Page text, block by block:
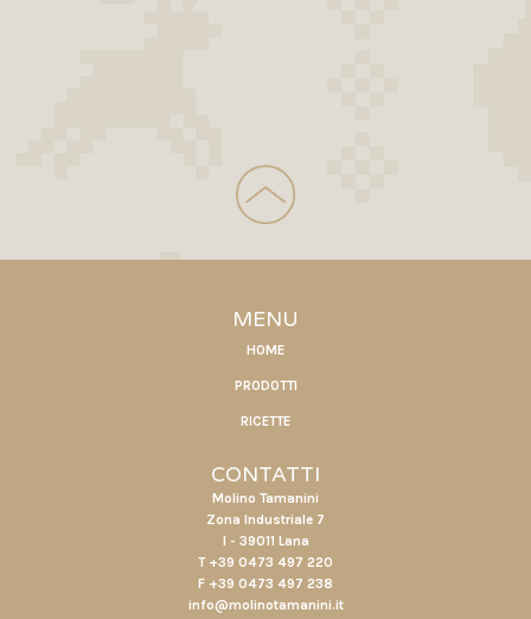
MENU
HOME
PRODOTTI
RICETTE
CONTATTI
Molino Tamanini
Zona Industriale 7
I - 39011 Lana
T +39 0473 497 220
F +39 0473 497 238
info@molinotamanini.it